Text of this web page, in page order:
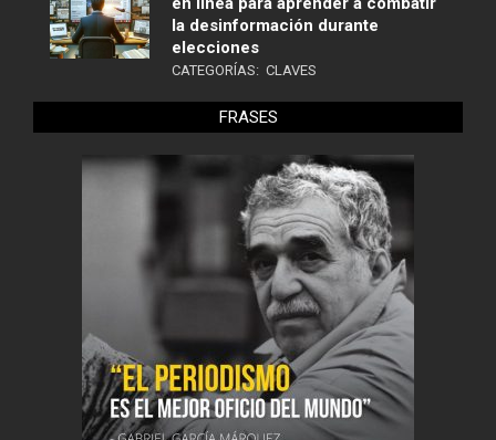
la desinformación durante
elecciones
CATEGORÍAS: CLAVES
FRASES